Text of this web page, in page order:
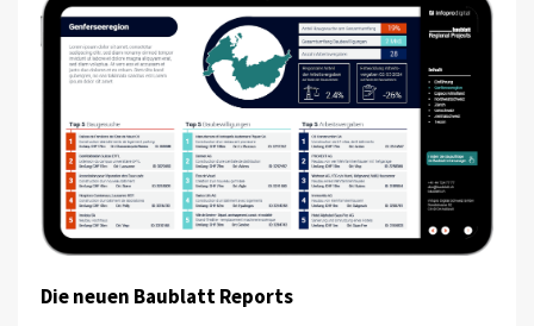
Die neuen Baublatt Reports